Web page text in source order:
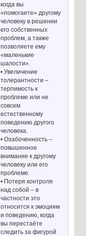
когда вы
«помогаете» другому
человеку в решении
его собственных
проблем, а также
позволяете ему
«маленькие
шалости».
• Увеличение
толерантности –
терпимость к
проблеме или не
совсем
естественному
поведению другого
человека.
• Озабоченность –
повышенное
внимание к другому
человеку или его
проблеме.
• Потеря контроля
над собой – в
частности это
относится к эмоциям
и поведению, когда
вы перестаёте
следить за фигурой